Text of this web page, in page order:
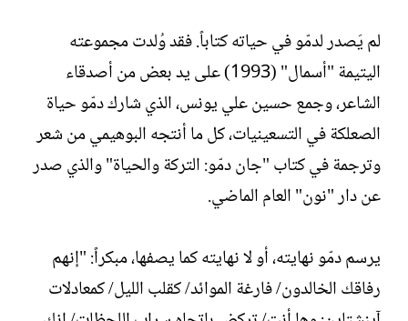
لم يَصدر لدمّو في حياته كتاباً. فقد وُلدت مجموعته
اليتيمة "أسمال" (1993) على يد بعض من أصدقاء
الشاعر، وجمع حسين علي يونس، الذي شارك دمّو حياة
الصعلكة في التسعينيات، كل ما أنتجه البوهيمي من شعر
وترجمة في كتاب "جان دمّو: التركة والحياة" والذي صدر
عن دار "نون" العام الماضي.
يرسم دمّو نهايته، أو لا نهايته كما يصفها، مبكراً: "إنهم
رفاقك الخالدون/ فارغة الموائد/ كقلب الليل/ كمعادلات